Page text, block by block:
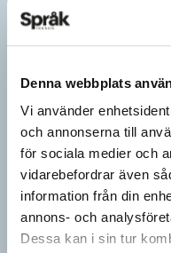
Denna webbplats
Vi använder
och annonserna till
för sociala medier och
vidarebefordrar även
information från din
annons- och
Dessa kan i sin tur
Pronomen
ARTIKLAR